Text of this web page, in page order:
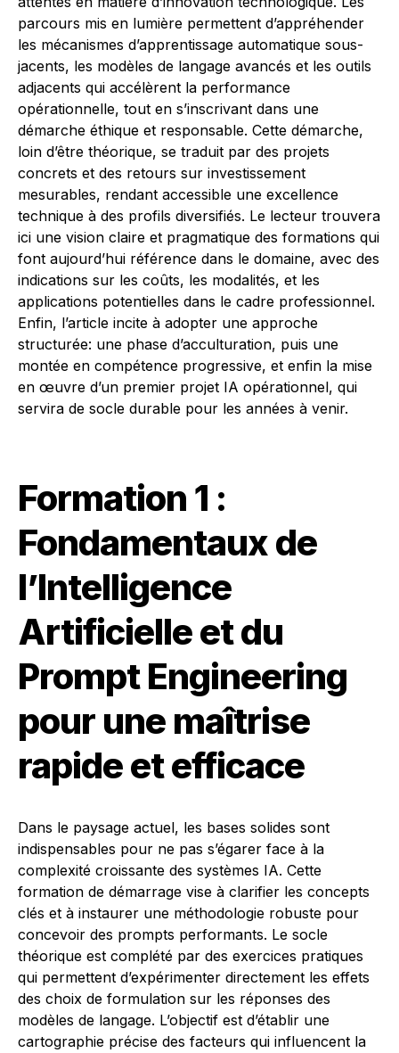
parcours mis en lumière permettent d’appréhender
les mécanismes d’apprentissage automatique sous-
jacents, les modèles de langage avancés et les outils
adjacents qui accélèrent la performance
opérationnelle, tout en s’inscrivant dans une
démarche éthique et responsable. Cette démarche,
loin d’être théorique, se traduit par des projets
concrets et des retours sur investissement
mesurables, rendant accessible une excellence
technique à des profils diversifiés. Le lecteur trouvera
ici une vision claire et pragmatique des formations qui
font aujourd’hui référence dans le domaine, avec des
indications sur les coûts, les modalités, et les
applications potentielles dans le cadre professionnel.
Enfin, l’article incite à adopter une approche
structurée: une phase d’acculturation, puis une
montée en compétence progressive, et enfin la mise
en œuvre d’un premier projet IA opérationnel, qui
servira de socle durable pour les années à venir.
Formation 1 :
Fondamentaux de
l’Intelligence
Artificielle et du
Prompt Engineering
pour une maîtrise
rapide et efficace
Dans le paysage actuel, les bases solides sont
indispensables pour ne pas s’égarer face à la
complexité croissante des systèmes IA. Cette
formation de démarrage vise à clarifier les concepts
clés et à instaurer une méthodologie robuste pour
concevoir des prompts performants. Le socle
théorique est complété par des exercices pratiques
qui permettent d’expérimenter directement les effets
des choix de formulation sur les réponses des
modèles de langage. L’objectif est d’établir une
cartographie précise des facteurs qui influencent la